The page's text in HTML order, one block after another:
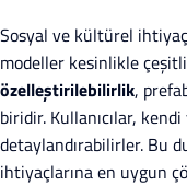
Sosyal ve kültürel
modeller kesinlikle
özelleştirilebilirlik,
biridir. Kullanıcılar,
detaylandırabilirler. Bu
ihtiyaçlarına en uygun